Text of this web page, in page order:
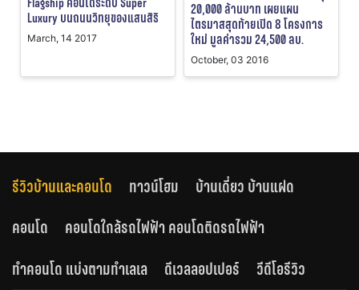
Luxury บนถนนวิทยุของแสนสิริ
March, 14 2017
20,000 ล้านบาท เผยแผน
ไตรมาสสุดท้ายเปิด 8 โครงการ
ใหม่ มูลค่ารวม 24,500 ลบ.
October, 03 2016
รีวิวบ้านและคอนโด ทาวน์โฮม
บ้านเดี่ยว บ้านแฝด
คอนโด
คอนโดใกล้รถไฟฟ้า คอนโดติดรถไฟฟ้า
ทำคอนโด แบ่งตามทำเลเล
ดีเวลลอปเปอร์ วีดีโอรีวิว